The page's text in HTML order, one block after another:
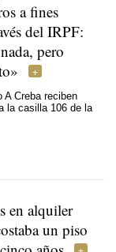
a fines
del IRPF:
pero
A Creba reciben
la casilla 106 de la
en alquiler
un piso